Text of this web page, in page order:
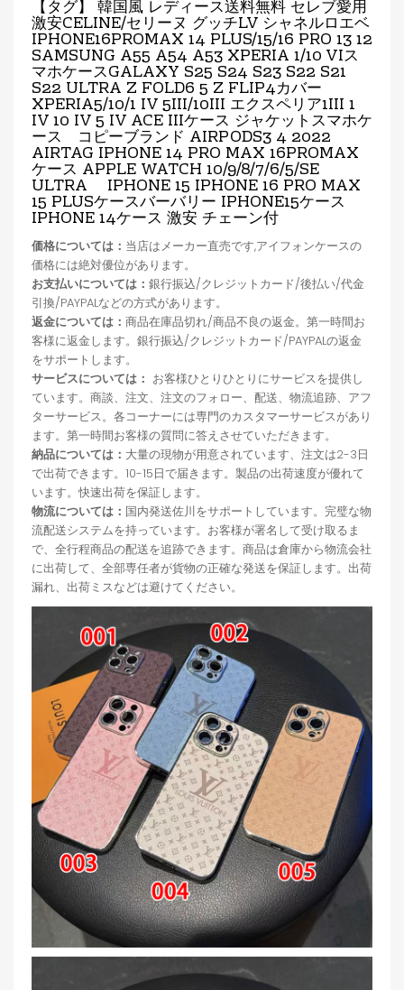
【タグ】 韓国風 レディース送料無料 セレブ愛用
激安CELINE/セリーヌ グッチLV シャネルロエベ
IPHONE16PROMAX 14 PLUS/15/16 PRO 13 12
SAMSUNG A55 A54 A53 XPERIA 1/10 VIス
マホケースGALAXY S25 S24 S23 S22 S21
S22 ULTRA Z FOLD6 5 Z FLIP4カバー
XPERIA5/10/1 IV 5III/10III エクスペリア1III 1
IV 10 IV 5 IV ACE IIIケース ジャケットスマホケ
ース コピーブランド AIRPODS3 4 2022
AIRTAG IPHONE 14 PRO MAX 16PROMAX
ケース APPLE WATCH 10/9/8/7/6/5/SE
ULTRA IPHONE 15 IPHONE 16 PRO MAX
15 PLUSケースバーバリー IPHONE15ケース
IPHONE 14ケース 激安 チェーン付
価格については： 当店はメーカー直売です,アイフォンケースの
価格には絶対優位があります。
お支払いについては： 銀行振込/クレジットカード/後払い/代金
引換/PAYPALなどの方式があります。
返金については： 商品在庫品切れ/商品不良の返金。第一時間お
客様に返金します。銀行振込/クレジットカード/PAYPALの返金
をサポートします。
サービスについては： お客様ひとりひとりにサービスを提供し
ています。商談、注文、注文のフォロー、配送、物流追跡、アフ
ターサービス。各コーナーには専門のカスタマーサービスがあり
ます。第一時間お客様の質問に答えさせていただきます。
納品については： 大量の現物が用意されています、注文は2-3日
で出荷できます。10-15日で届きます。製品の出荷速度が優れて
います。快速出荷を保証します。
物流については： 国内発送佐川をサポートしています。完璧な物
流配送システムを持っています。お客様が署名して受け取るま
で、全行程商品の配送を追跡できます。商品は倉庫から物流会社
に出荷して、全部専任者が貨物の正確な発送を保証します。出荷
漏れ、出荷ミスなどは避けてください。